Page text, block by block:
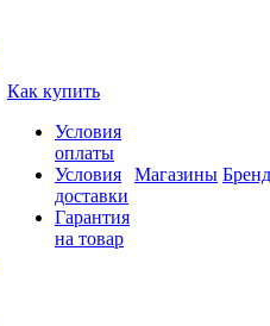
Как купить
Условия
оплаты
Условия
доставки
Гарантия
на товар
Магазины